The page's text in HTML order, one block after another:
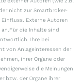
nicht zur Smartbroker-
Externe Autoren
die Inhalte sind
Ihre bei
von Anlageinteressen der
ihrer Organe oder
die Meinungen
bzw. der Organe ihrer